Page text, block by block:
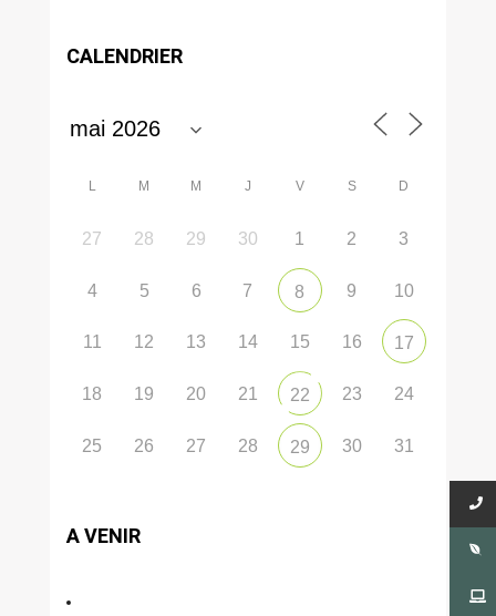
CALENDRIER
L M M J V S D
27 28 29 30 1 2 3
4 5 6 7 8 9 10
11 12 13 14 15 16 17
18 19 20 21 22 23 24
25 26 27 28 29 30 31
A VENIR